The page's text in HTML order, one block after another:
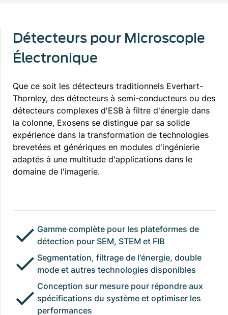
Détecteurs pour Microscopie
Électronique
Que ce soit les détecteurs traditionnels Everhart-
Thornley, des détecteurs à semi-conducteurs ou des
détecteurs complexes d'ESB à filtre d'énergie dans
la colonne, Exosens se distingue par sa solide
expérience dans la transformation de technologies
brevetées et génériques en modules d'ingénierie
adaptés à une multitude d'applications dans le
domaine de l'imagerie.
Gamme complète pour les plateformes de
détection pour SEM, STEM et FIB
Segmentation, filtrage de l'énergie, double
mode et autres technologies disponibles
Conception sur mesure pour répondre aux
spécifications du système et optimiser les
performances